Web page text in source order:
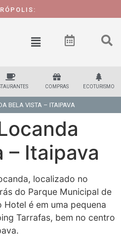
COMPRAS ECOTURISMO
BELA VISTA – ITAIPAVA
– Itaipava
localizado no
do Parque Municipal de
é em uma pequena
Tarrafas, bem no centro